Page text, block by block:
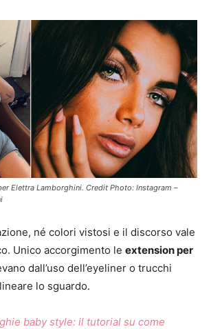
Elettra Lamborghini. Credit Photo: Instagram –
né colori vistosi e il discorso vale
Unico accorgimento le extension per
dall’uso dell’eyeliner o trucchi
lo sguardo.
baby style: il tutorial su come